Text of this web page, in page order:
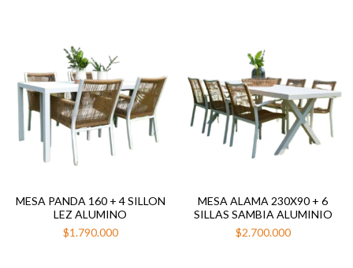
MESA PANDA 160 + 4 SILLON
LEZ ALUMINO
$1.790.000
MESA ALAMA 230X90 + 6
SILLAS SAMBIA ALUMINIO
$2.700.000